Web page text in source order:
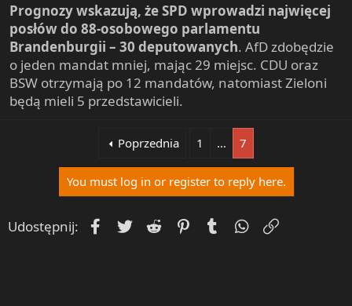
Prognozy wskazują, że SPD wprowadzi najwięcej
posłów do 88-osobowego parlamentu
Brandenburgii – 30 deputowanych. AfD zdobędzie
o jeden mandat mniej, mając 29 miejsc. CDU oraz
BSW otrzymają po 12 mandatów, natomiast Zieloni
będą mieli 5 przedstawicieli.
Poprzednia 1 … 7
You must log in or register to reply here.
Udostępnij: Facebook
Twitter Reddit PinterestTumblrWhatsApp